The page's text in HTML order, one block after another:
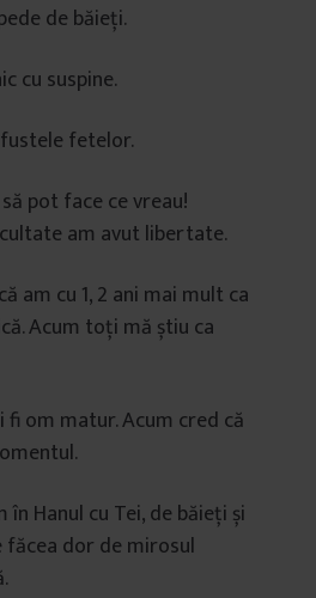
de băieți.
cu suspine.
fetelor.
pot face ce vreau!
am avut libertate.
am cu 1, 2 ani mai mult ca
Acum toți mă știu ca
fi om matur. Acum cred că
Hanul cu Tei, de băieți și
făcea dor de mirosul